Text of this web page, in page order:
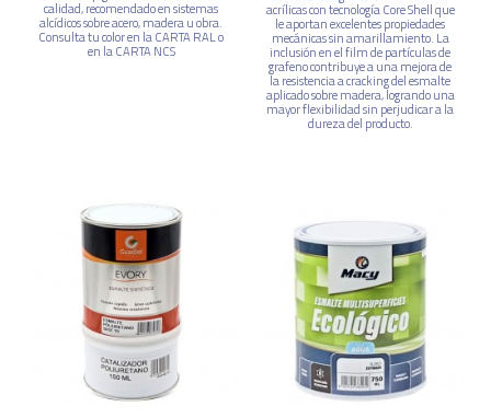
calidad, recomendado en sistemas
alcídicos sobre acero, madera u obra.
Consulta tu color en la CARTA RAL o
en la CARTA NCS
acrílicas con tecnología Core Shell que
le aportan excelentes propiedades
mecánicas sin amarillamiento. La
inclusión en el film de partículas de
grafeno contribuye a una mejora de
la resistencia a cracking del esmalte
aplicado sobre madera, logrando una
mayor flexibilidad sin perjudicar a la
dureza del producto.